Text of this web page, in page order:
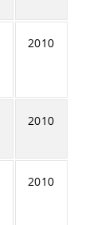
2010
2010
2010